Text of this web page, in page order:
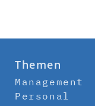
Themen
Management
Personal